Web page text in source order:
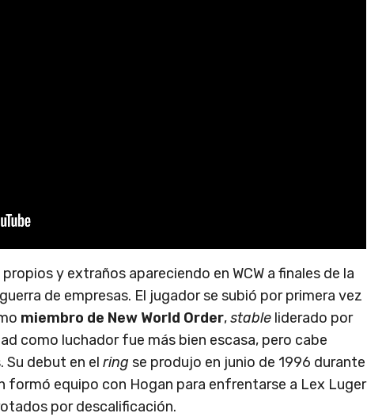
y extraños apareciendo en WCW a finales de la
de empresas. El jugador se subió por primera vez
miembro de New World Order,stable liderado por
como luchador fue más bien escasa, pero cabe
Su debut en el ring se produjo en junio de 1996 durante
formó equipo con Hogan para enfrentarse a Lex Luger
por descalificación.